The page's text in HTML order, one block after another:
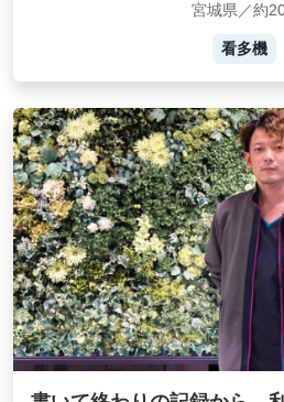
宮城県／約
看多機